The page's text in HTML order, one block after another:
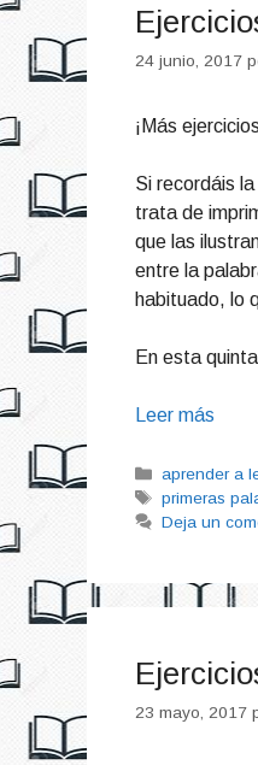
24 junio, 2017
¡Más
Si recordáis la
trata de
que las
entre la
habituado, lo
En esta
Leer más
Categorías
aprender a
Etiquetas
primeras
Deja un
23 mayo, 2017